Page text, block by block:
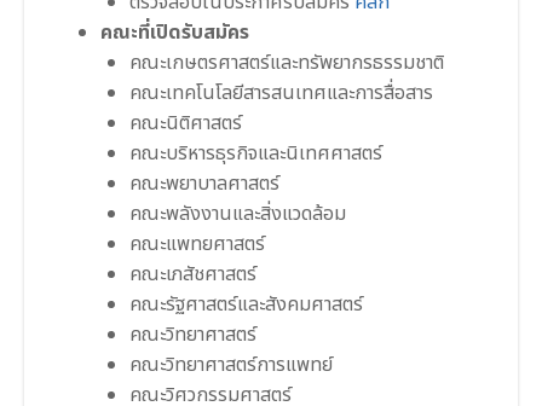
คณะที่เปิดรับสมัคร
คณะเกษตรศาสตร์และทรัพยากรธรรมชาติ
คณะเทคโนโลยีสารสนเทศและการสื่อสาร
คณะนิติศาสตร์
คณะบริหารธุรกิจและนิเทศศาสตร์
คณะพยาบาลศาสตร์
คณะพลังงานและสิ่งแวดล้อม
คณะแพทยศาสตร์
คณะเภสัชศาสตร์
คณะรัฐศาสตร์และสังคมศาสตร์
คณะวิทยาศาสตร์
คณะวิทยาศาสตร์การแพทย์
คณะวิศวกรรมศาสตร์